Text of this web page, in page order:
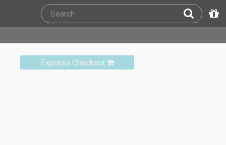
Express Checkout